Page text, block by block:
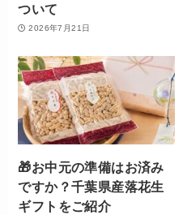
ついて
2026年7月21日
🎁お中元の準備はお済み
ですか？千葉県産落花生
ギフトをご紹介